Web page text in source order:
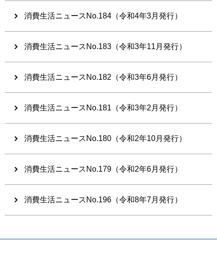
消費生活ニュースNo.184（令和4年3月発行）
消費生活ニュースNo.183（令和3年11月発行）
消費生活ニュースNo.182（令和3年6月発行）
消費生活ニュースNo.181（令和3年2月発行）
消費生活ニュースNo.180（令和2年10月発行）
消費生活ニュースNo.179（令和2年6月発行）
消費生活ニュースNo.196（令和8年7月発行）